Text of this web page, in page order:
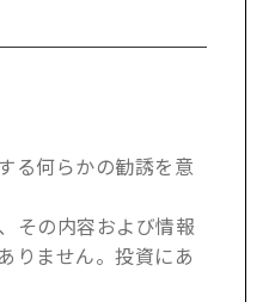
る何らかの勧誘を意
その内容および情報
りません。投資にあ